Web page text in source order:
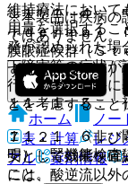
１１．１．４．
ｉｄｅｒｍａｌ
膜眼症候群（Ｓｔ
ずれも頻度不明）
１１．１．５．
１１．１．６．
明）：腎機能検査
こと。
維持療法において
用量を選択するこ
発が認められた場
下障害等の症状が
行い、その結果に
とを考慮すること
７．２． 〈非び
安として効果を確
には、酸逆流以外
※本製品は疾病の
ではありません。
ホーム
ノー
表・計算
レジ
アル
薬剤情報